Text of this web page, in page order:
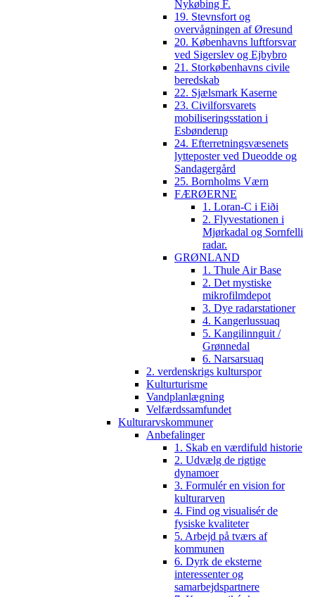
Nykøbing F.
19. Stevnsfort og
overvågningen af Øresund
20. Københavns luftforsvar
ved Sigerslev og Ejbybro
21. Storkøbenhavns civile
beredskab
22. Sjælsmark Kaserne
23. Civilforsvarets
mobiliseringsstation i
Esbønderup
24. Efterretningsvæsenets
lytteposter ved Dueodde og
Sandagergård
25. Bornholms Værn
FÆRØERNE
1. Loran-C i Eiði
2. Flyvestationen i
Mjørkadal og Sornfelli
radar.
GRØNLAND
1. Thule Air Base
2. Det mystiske
mikrofilmdepot
3. Dye radarstationer
4. Kangerlussuaq
5. Kangilinnguit /
Grønnedal
6. Narsarsuaq
2. verdenskrigs kulturspor
Kulturturisme
Vandplanlægning
Velfærdssamfundet
Kulturarvskommuner
Anbefalinger
1. Skab en værdifuld historie
2. Udvælg de rigtige
dynamoer
3. Formulér en vision for
kulturarven
4. Find og visualisér de
fysiske kvaliteter
5. Arbejd på tværs af
kommunen
6. Dyrk de eksterne
interessenter og
samarbejdspartnere